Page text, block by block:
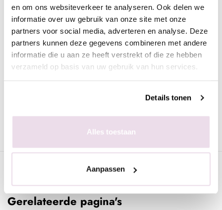
en om ons websiteverkeer te analyseren. Ook delen we
informatie over uw gebruik van onze site met onze
partners voor social media, adverteren en analyse. Deze
partners kunnen deze gegevens combineren met andere
informatie die u aan ze heeft verstrekt of die ze hebben
verzameld op basis van uw gebruik van hun services.
Details tonen
Alles toestaan
Aanpassen
Omschrijving
Urban Nails Gelpolish GP180 Shimmer
Holo Silver
DeUrban Nails Gelpolish GP180 Shimmer Holo Silver
lamp (2 minuten) of een LED lamp (60 seconden). Iedere
verpakking is voorzien van een prettig kwastje zodat het strak
Gerelateerde pagina's